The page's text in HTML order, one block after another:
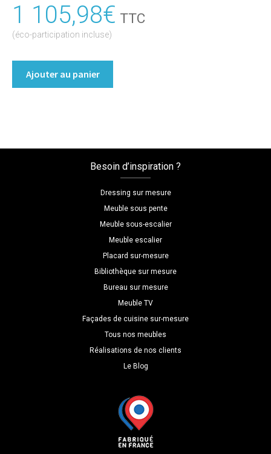
1 105,98€ TTC
(éco-participation incluse)
Ajouter au panier
Besoin d’inspiration ?
Dressing sur mesure
Meuble sous pente
Meuble sous-escalier
Meuble escalier
Placard sur-mesure
Bibliothèque sur mesure
Bureau sur mesure
Meuble TV
Façades de cuisine sur-mesure
Tous nos meubles
Réalisations de nos clients
Le Blog